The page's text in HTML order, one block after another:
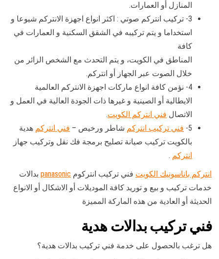
المنازل أو العمارات.
3- تركيب انتركم صوتي : اكثر انواع اجهزة الانتركم شيوعا و
استخداما و يتم تركيبه في الشقق السكنية و العمارات في
كافة
المناطق في الكويت، و يتم التحدث مع الشخص الزائر من
خلال الصوت عبر الجهاز أو انتركم.
4- نؤمن كافة انواع ماركات اجهزة الانتركم العالمية
الايطالية أو الصينية و غيرها ذات الجودة العالية في العمل و
الاتصال فني انتركم الكويت.
5- فني تركيب انتركم شاطر ورخيص – فني انتركم هدية
بالكويت تركيب صيانة تصليح برمجة فك نقل وتركيب جهاز
انتركم .
انتركم باناسونيك الكويت فني تركيب انتركوم panasonic بدالات
خدمات تركيب و بيع و توريد كافة الموديلات أو الاشكال أو الانواع
الحديثة أو العادية من هذه الماركة المميزة
فني تركيب بدالات هدية
هل ترغب بالحصول على خدمة فني تركيب بدالات هدية؟